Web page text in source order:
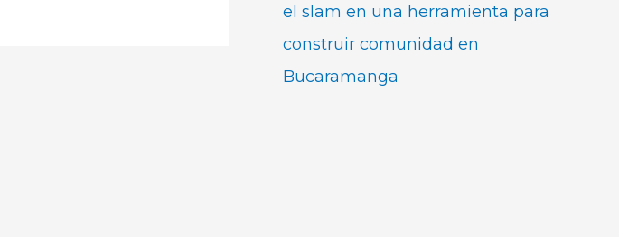
el slam en una herramienta para
construir comunidad en
Bucaramanga